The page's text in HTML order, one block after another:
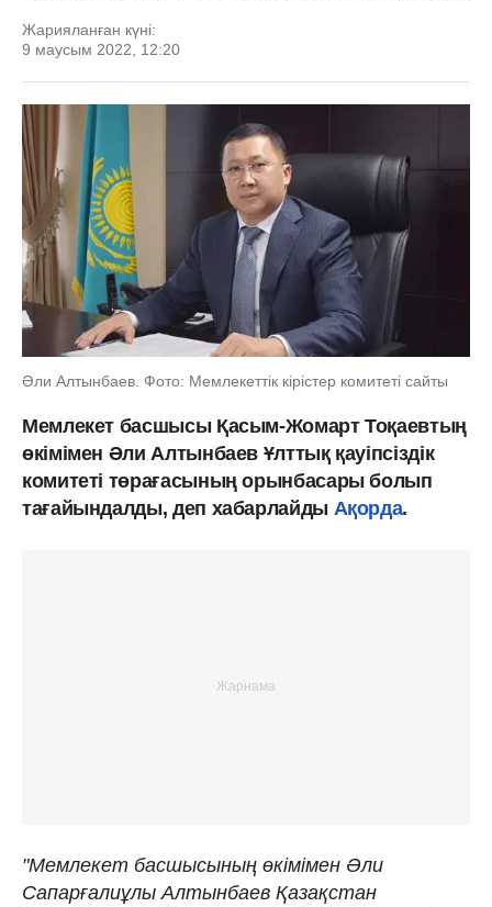
Жарияланған күні:
9 маусым 2022, 12:20
Әли Алтынбаев. Фото: Мемлекеттік кірістер комитеті сайты
Мемлекет басшысы Қасым-Жомарт Тоқаевтың
өкімімен Әли Алтынбаев Ұлттық қауіпсіздік
комитеті төрағасының орынбасары болып
тағайындалды, деп хабарлайды Ақорда.
"Мемлекет басшысының өкімімен Әли
Сапарғалиұлы Алтынбаев Қазақстан